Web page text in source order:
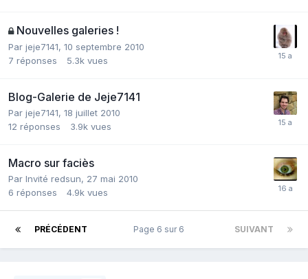
Nouvelles galeries !
Par jeje7141, 10 septembre 2010
7 réponses 5.3k vues
Blog-Galerie de Jeje7141
Par jeje7141, 18 juillet 2010
12 réponses 3.9k vues
Macro sur faciès
Par Invité redsun, 27 mai 2010
6 réponses 4.9k vues
PRÉCÉDENT SUIVANT
Page 6 sur 6